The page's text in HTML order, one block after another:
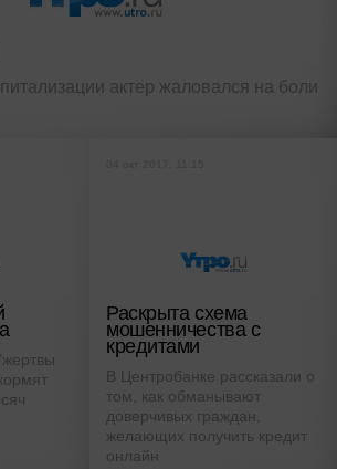
актер жаловался на боли
Раскрыта схема
мошенничества с
кредитами
В Центробанке рассказали о
том, как обманывают
доверчивых граждан,
желающих получить кредит
онлайн